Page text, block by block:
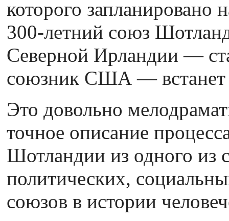
которого запланировано
300-летний союз
Северной Ирландии —
союзник США — встанет
Это довольно
точное описание
Шотландии из одного
политических,
союзов в истории